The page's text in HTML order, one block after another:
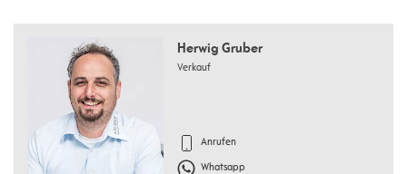
Herwig Gruber
Verkauf
Anrufen
Whatsapp